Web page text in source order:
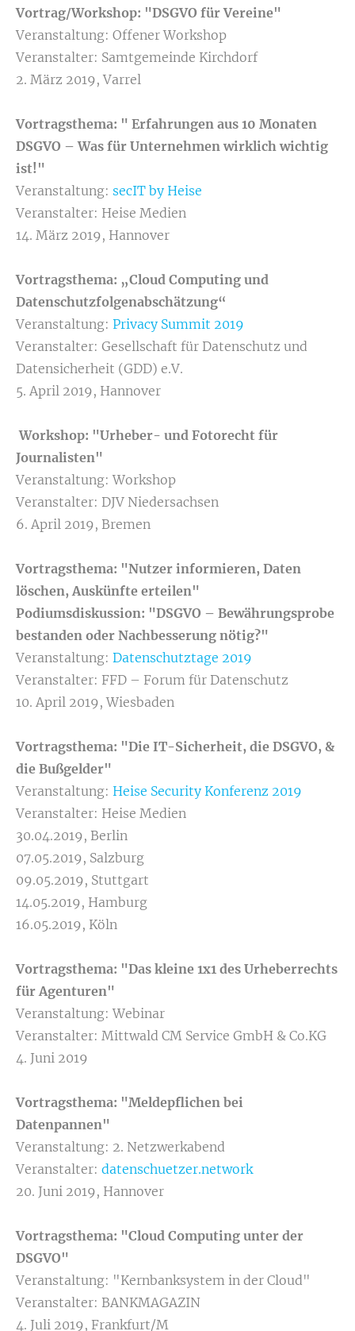
Vortrag/Workshop: "DSGVO für Vereine"
Veranstaltung: Offener Workshop
Veranstalter: Samtgemeinde Kirchdorf
2. März 2019, Varrel
Vortragsthema: " Erfahrungen aus 10 Monaten
DSGVO – Was für Unternehmen wirklich wichtig
ist!"
Veranstaltung: secIT by Heise
Veranstalter: Heise Medien
14. März 2019, Hannover
Vortragsthema: „Cloud Computing und
Datenschutzfolgenabschätzung“
Veranstaltung: Privacy Summit 2019
Veranstalter: Gesellschaft für Datenschutz und
Datensicherheit (GDD) e.V.
5. April 2019, Hannover
Workshop: "Urheber- und Fotorecht für
Journalisten"
Veranstaltung: Workshop
Veranstalter: DJV Niedersachsen
6. April 2019, Bremen
Vortragsthema: "Nutzer informieren, Daten
löschen, Auskünfte erteilen"
Podiumsdiskussion: "DSGVO – Bewährungsprobe
bestanden oder Nachbesserung nötig?"
Veranstaltung: Datenschutztage 2019
Veranstalter: FFD – Forum für Datenschutz
10. April 2019, Wiesbaden
Vortragsthema: "Die IT-Sicherheit, die DSGVO, &
die Bußgelder"
Veranstaltung: Heise Security Konferenz 2019
Veranstalter: Heise Medien
30.04.2019, Berlin
07.05.2019, Salzburg
09.05.2019, Stuttgart
14.05.2019, Hamburg
16.05.2019, Köln
Vortragsthema: "Das kleine 1x1 des Urheberrechts
für Agenturen"
Veranstaltung: Webinar
Veranstalter: Mittwald CM Service GmbH & Co.KG
4. Juni 2019
Vortragsthema: "Meldepflichen bei
Datenpannen"
Veranstaltung: 2. Netzwerkabend
Veranstalter: datenschuetzer.network
20. Juni 2019, Hannover
Vortragsthema: "Cloud Computing unter der
DSGVO"
Veranstaltung: "Kernbanksystem in der Cloud"
Veranstalter: BANKMAGAZIN
4. Juli 2019, Frankfurt/M